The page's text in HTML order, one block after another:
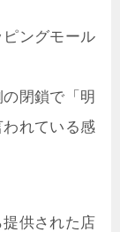
ングモール
閉鎖で「明
れている感
供された店